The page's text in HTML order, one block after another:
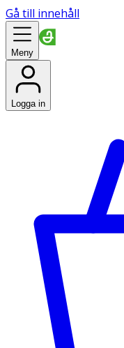
Gå till innehåll
Meny
Logga in